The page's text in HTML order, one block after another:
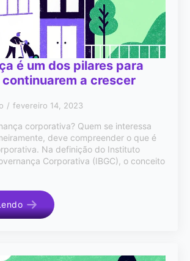
é um dos pilares para
a crescer
fevereiro 14, 2023
corporativa? Quem se interessa
deve compreender o que é
Na definição do Instituto
Corporativa (IBGC), o conceito